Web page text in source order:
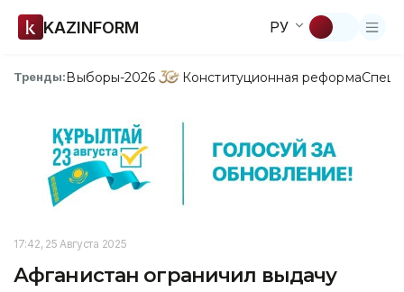
KAZINFORM РУ
Тренды:Выборы-2026 Конституционная реформа
17:42, 25 Августа 2025
Афганистан ограничил выдачу